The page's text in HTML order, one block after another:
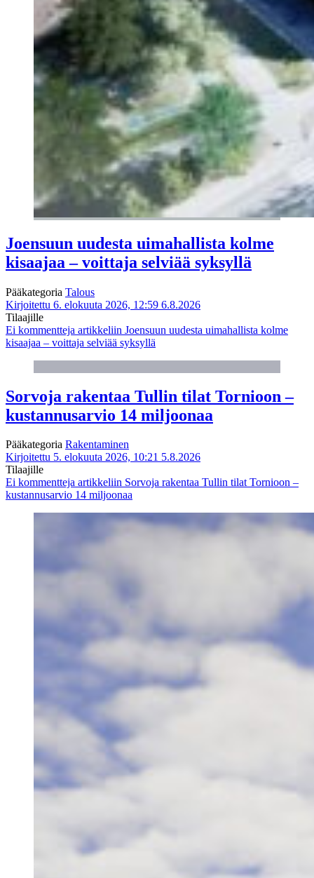
Joensuun uudesta uimahallista kolme
kisaajaa – voittaja selviää syksyllä
Pääkategoria Talous
Kirjoitettu 6. elokuuta 2026, 12:59 6.8.2026
Tilaajille
Ei kommentteja artikkeliin Joensuun uudesta uimahallista kolme
kisaajaa – voittaja selviää syksyllä
Sorvoja rakentaa Tullin tilat Tornioon –
kustannusarvio 14 miljoonaa
Pääkategoria Rakentaminen
Kirjoitettu 5. elokuuta 2026, 10:21 5.8.2026
Tilaajille
Ei kommentteja artikkeliin Sorvoja rakentaa Tullin tilat Tornioon –
kustannusarvio 14 miljoonaa